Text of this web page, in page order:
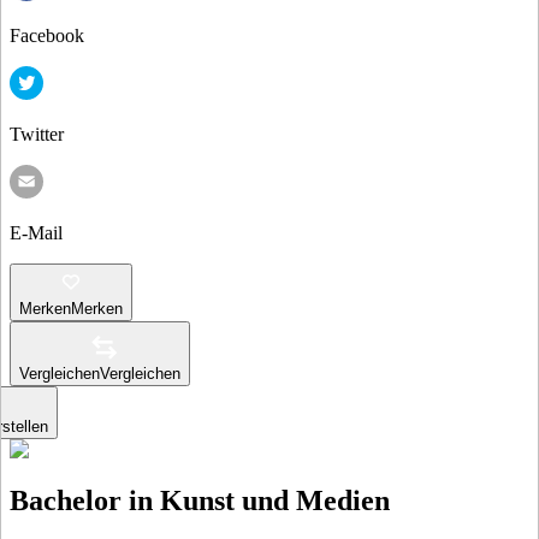
Facebook
Twitter
E-Mail
MerkenMerken
VergleichenVergleichen
Bachelor in Kunst und Medien